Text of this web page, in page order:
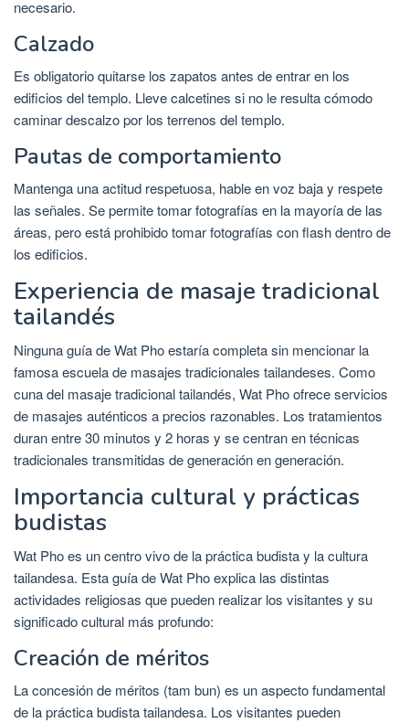
necesario.
Calzado
Es obligatorio quitarse los zapatos antes de entrar en los
edificios del templo. Lleve calcetines si no le resulta cómodo
caminar descalzo por los terrenos del templo.
Pautas de comportamiento
Mantenga una actitud respetuosa, hable en voz baja y respete
las señales. Se permite tomar fotografías en la mayoría de las
áreas, pero está prohibido tomar fotografías con flash dentro de
los edificios.
Experiencia de masaje tradicional
tailandés
Ninguna guía de Wat Pho estaría completa sin mencionar la
famosa escuela de masajes tradicionales tailandeses. Como
cuna del masaje tradicional tailandés, Wat Pho ofrece servicios
de masajes auténticos a precios razonables. Los tratamientos
duran entre 30 minutos y 2 horas y se centran en técnicas
tradicionales transmitidas de generación en generación.
Importancia cultural y prácticas
budistas
Wat Pho es un centro vivo de la práctica budista y la cultura
tailandesa. Esta guía de Wat Pho explica las distintas
actividades religiosas que pueden realizar los visitantes y su
significado cultural más profundo:
Creación de méritos
La concesión de méritos (tam bun) es un aspecto fundamental
de la práctica budista tailandesa. Los visitantes pueden